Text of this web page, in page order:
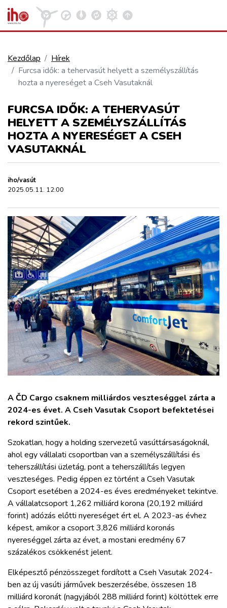
VASÚT
KÖZÚT
REPÜLÉS
ZÖLDÚT
HAJÓZÁS
BLOG
ARCHÍVUM
WEBSHOP
REGISZTRÁCIÓ
Kezdőlap
Hírek
Furcsa idők: a tehervasút helyett a személyszállítás
hozta a nyereséget a Cseh Vasutaknál
FURCSA IDŐK: A TEHERVASÚT
HELYETT A SZEMÉLYSZÁLLÍTÁS
HOZTA A NYERESÉGET A CSEH
VASUTAKNÁL
iho/vasút
2025.05.11. 12:00
A ČD Cargo csaknem milliárdos veszteséggel zárta a
2024-es évet. A Cseh Vasutak Csoport befektetései
rekord szintűek.
Szokatlan, hogy a holding szervezetű vasúttársaságoknál,
ahol egy vállalati csoportban van a személyszállítási és
teherszállítási üzletág, pont a teherszállítás legyen
veszteséges. Pedig éppen ez történt a Cseh Vasutak
Csoport esetében a 2024-es éves eredményeket tekintve.
A vállalatcsoport 1,262 milliárd korona (20,192 milliárd
forint) adózás előtti nyereséget ért el. A 2023-as évhez
képest, amikor a csoport 3,826 milliárd koronás
nyereséggel zárta az évet, a mostani eredmény 67
százalékos csökkenést jelent.
Elképesztő pénzösszeget fordított a Cseh Vasutak 2024-
ben az új vasúti járművek beszerzésébe, összesen 18
milliárd koronát (nagyjából 288 milliárd forint) költöttek erre